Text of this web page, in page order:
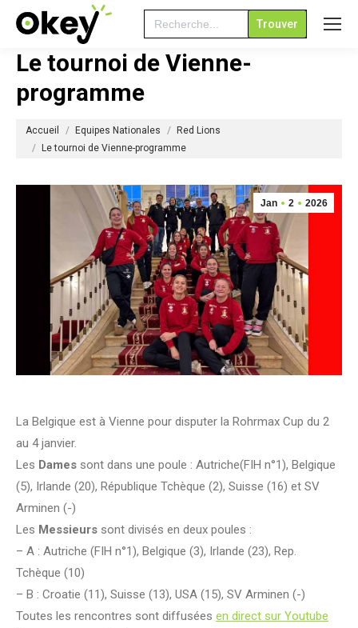
Search
for:
Le tournoi de Vienne-
programme
Accueil Equipes Nationales
Red Lions
Le tournoi de Vienne-programme
Jan 2 2026
La Belgique est à Vienne pour disputer la Rohrmax Cup du 2
au 4 janvier.
Les Dames sont dans une poule : Autriche(FIH n°1), Belgique
(5), Irlande (20), République Tchèque (2), Suisse (16) et SV
Arminen (-)
Les Messieurs sont divisés en deux poules :
– A : Autriche (FIH n°1), Belgique (3), Irlande (23), Rep.
Tchèque (10)
– B : Croatie (11), Suisse (13), USA (15), SV Arminen (-)
Toutes les rencontres sont diffusées en direct sur Youtube